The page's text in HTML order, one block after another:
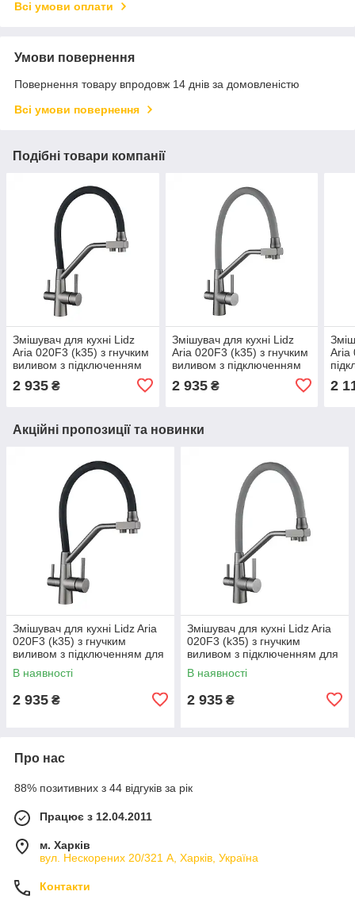
Всі умови оплати
Умови повернення
Повернення товару впродовж 14 днів за домовленістю
Всі умови повернення
Подібні товари компанії
Змішувач для кухні Lidz
Aria 020F3 (k35) з гнучким
виливом з підключенням
LDARI020F3BGRP49568
2 935 ₴
Змішувач для кухні Lidz
Aria 020F3 (k35) з гнучким
виливом з підключенням
LDARI020F3GGRP49569
2 935₴
Aria
2
Акційні пропозиції та новинки
Змішувач для кухні Lidz Aria
020F3 (k35) з гнучким
виливом з підключенням для
питної води
LDARI020F3BGRP49568
В наявності
2 935 ₴
Змішувач для кухні Lidz Aria
020F3 (k35) з гнучким
виливом з підключенням для
питної води
LDARI020F3GGRP49569
В наявності
2 935 ₴
Про нас
88% позитивних з 44 відгуків за рік
Працює з 12.04.2011
м. Харків
вул. Нескорених 20/321 А, Харків, Україна
Контакти